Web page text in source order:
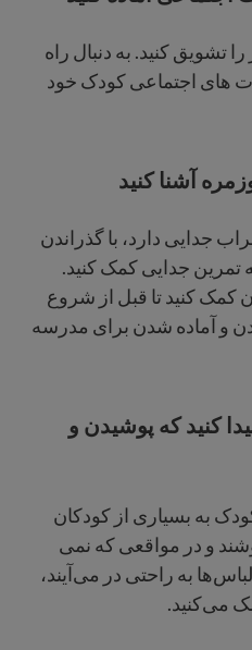
تشویق کنید. به دنبال راه
های اجتماعی کودک خود
آشنا کنید
جدایی دارد، با گذراندن
تمرین جدایی کمک کنید.
کمک کنید تا قبل از شروع
و آماده شدن برای مدرسه
کنید که پوشیدن و
به بسیاری از کودکان
و در مواقعی که نمی
به راحتی در می‌آیند،
می‌کنید.